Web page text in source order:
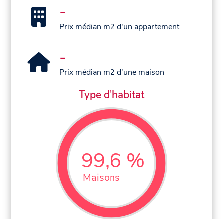
-
Prix médian m2 d'un appartement
-
Prix médian m2 d'une maison
Type d'habitat
99,6 %
Maisons